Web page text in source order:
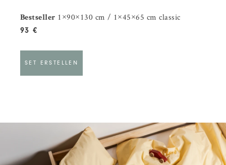
Bestseller 1×90×130 cm / 1×45×65 cm classic
93 €
SET ERSTELLEN